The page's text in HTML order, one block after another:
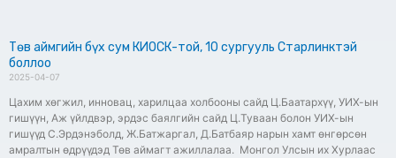
Төв аймгийн бүх сум КИОСК-той, 10 сургууль Старлинктэй
боллоо
2025-04-07
Цахим хөгжил, инновац, харилцаа холбооны сайд Ц.Баатархүү, УИХ-ын
гишүүн, Аж үйлдвэр, эрдэс баялгийн сайд Ц.Туваан болон УИХ-ын
гишүүд С.Эрдэнэболд, Ж.Батжаргал, Д.Батбаяр нарын хамт өнгөрсөн
амралтын өдрүүдэд Төв аймагт ажиллалаа. Монгол Улсын их Хурлаас